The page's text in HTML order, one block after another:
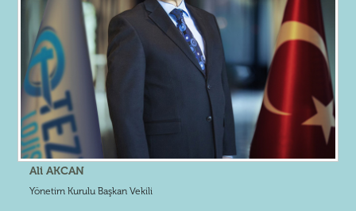
Ali AKCAN
Yönetim Kurulu Başkan Vekili